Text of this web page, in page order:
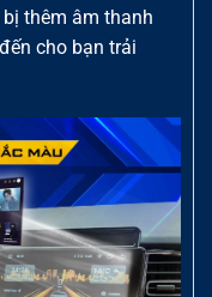
thêm âm thanh
cho bạn trải